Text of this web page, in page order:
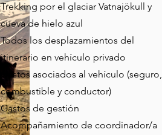
Trekking por el glaciar Vatnajökull y
cueva de hielo azul
Todos los desplazamientos del
itinerario en vehículo privado
Gastos asociados al vehículo (seguro,
combustible y conductor)
Gastos de gestión
Acompañamiento de coordinador/a